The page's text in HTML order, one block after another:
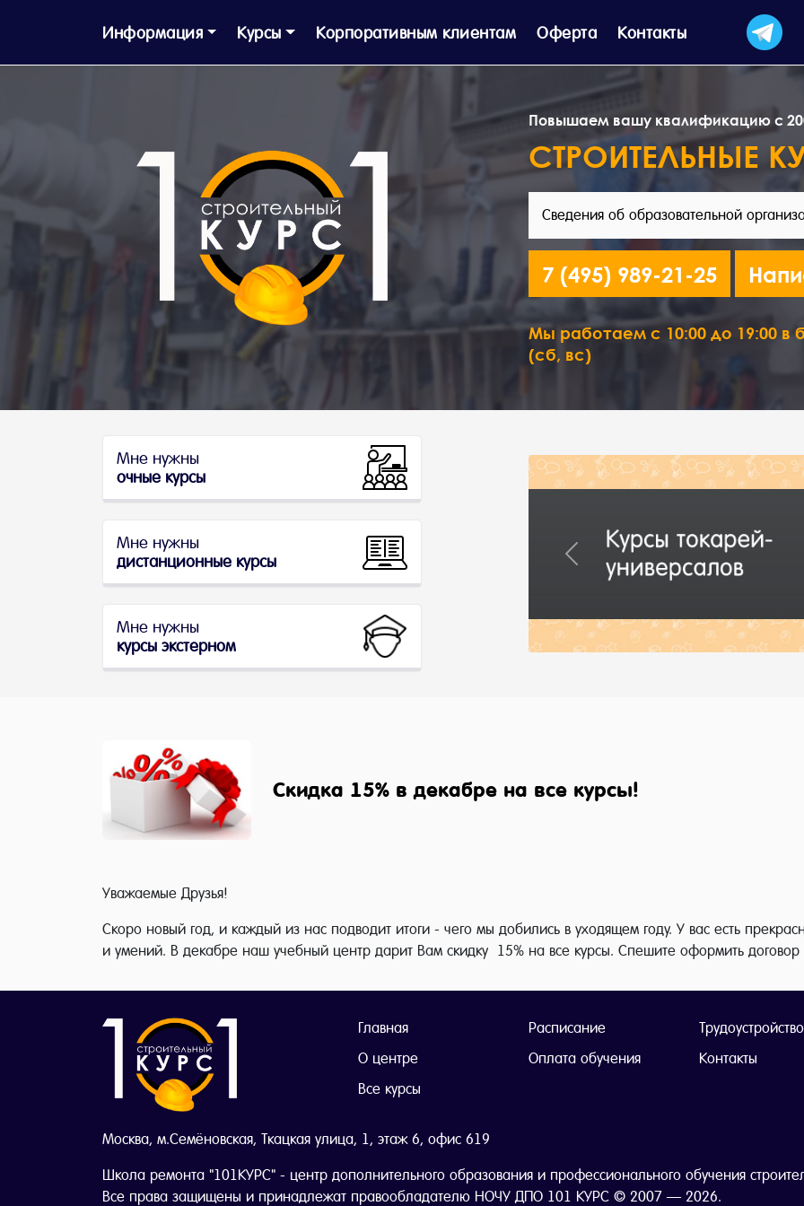
Информация Курсы Корпоративным клиентам Оферта Контакты
Повышаем вашу квалификацию с
СТРОИТЕЛЬНЫЕ
Сведения об образовательной
7 (495) 989-21-25
Мы работаем с 10:00 до 19:00 в
(сб, вс)
Мне нужны
очные курсы
Мне нужны
дистанционные курсы
Мне нужны
курсы экстерном
Previous
Скидка 15% в декабре на все курсы!
Уважаемые Друзья!
Скоро новый год, и каждый из нас подводит итоги - чего мы добились в уходящем году. У вас есть
и умений. В декабре наш учебный центр дарит Вам скидку 15% на все курсы. Спешите оформить
Главная
О центре
Все курсы
Расписание
Оплата обучения
Трудоустройство
Контакты
Москва, м.Семёновская, Ткацкая улица, 1, этаж 6, офис 619
Школа ремонта "101КУРС" - центр дополнительного образования и профессионального обучения
Все права защищены и принадлежат правообладателю НОЧУ ДПО 101 КУРС © 2007 — 2026.